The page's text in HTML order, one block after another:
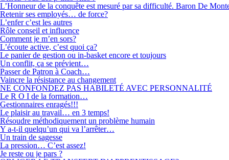
L’Honneur de la conquête est mesuré par sa difficulté. Baron De
Retenir ses employés… de force?
L’enfer c’est les autres
Rôle conseil et influence
Comment je m’en sors?
L’écoute active, c’est quoi ça?
Le panier de gestion ou in-basket encore et toujours
Un conflit, ça se prévient…
Passer de Patron à Coach…
Vaincre la résistance au changement
NE CONFONDEZ PAS HABILETÉ AVEC PERSONNALITÉ
Le R O I de la formation…
Gestionnaires enragés!!!
Le plaisir au travail… en 3 temps!
Résoudre méthodiquement un problème humain
Y a-t-il quelqu’un qui va l’arrêter…
Un train de sagesse
La pression… C’est assez!
Je reste ou je pars ?